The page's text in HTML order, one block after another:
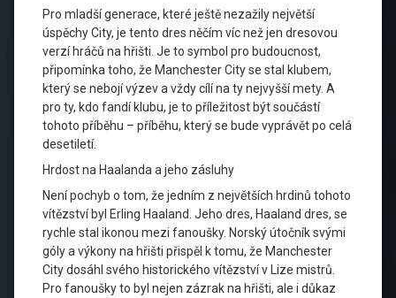
Pro mladší generace, které ještě nezažily největší
úspěchy City, je tento dres něčím víc než jen dresovou
verzí hráčů na hřišti. Je to symbol pro budoucnost,
připomínka toho, že Manchester City se stal klubem,
který se nebojí výzev a vždy cílí na ty nejvyšší mety. A
pro ty, kdo fandí klubu, je to příležitost být součástí
tohoto příběhu – příběhu, který se bude vyprávět po celá
desetiletí.
Hrdost na Haalanda a jeho zásluhy
Není pochyb o tom, že jedním z největších hrdinů tohoto
vítězství byl Erling Haaland. Jeho dres, Haaland dres, se
rychle stal ikonou mezi fanoušky. Norský útočník svými
góly a výkony na hřišti přispěl k tomu, že Manchester
City dosáhl svého historického vítězství v Lize mistrů.
Pro fanoušky to byl nejen zázrak na hřišti, ale i důkaz